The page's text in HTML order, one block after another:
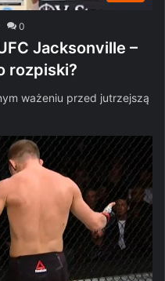
0
Jacksonville –
rozpiski?
ważeniu przed jutrzejszą